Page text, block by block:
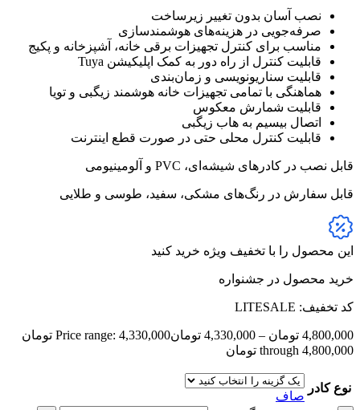
نصب آسان بدون تغییر زیرساخت
صرفه‌جویی در هزینه‌های هوشمندسازی
مناسب برای کنترل تجهیزات برقی خانه، آشپزخانه و پکیج
قابلیت کنترل از راه دور به کمک اپلیکیشن Tuya
قابلیت سناریونویسی و زمان‌بندی
هماهنگی با تمامی تجهیزات خانه هوشمند زیگبی و تویا
قابلیت شمارش معکوس
اتصال بیسیم به هاب زیگبی
قابلیت کنترل محلی حتی در صورت قطع اینترنت
قابل نصب در کادرهای شیشه‌‌ای، PVC و آلومینیومی
قابل سفارش در رنگ‌های مشکی، سفید، طوسی و طلایی
این محصول را با تخفیف ویژه خرید کنید
خرید محصول در جشنواره
کد تخفیف: LITESALE
4,800,000 تومان –
4,330,000 تومان
Price range: 4,330,000 تومان
through 4,800,000 تومان
نوع کادر
صاف